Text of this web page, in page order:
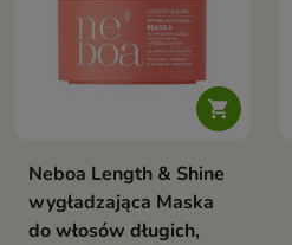

Neboa Length & Shine
wygładzająca Maska
do włosów długich,